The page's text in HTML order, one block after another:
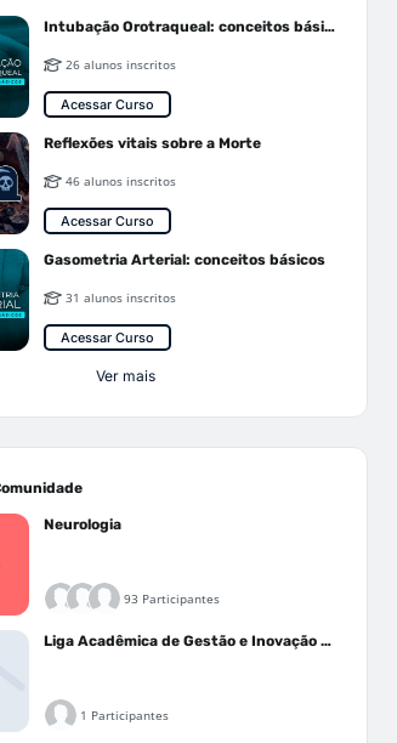
Intubação Orotraqueal: conceitos básicos
26 alunos inscritos
Acessar Curso
Reflexões vitais sobre a Morte
46 alunos inscritos
Acessar Curso
Gasometria Arterial: conceitos básicos
31 alunos inscritos
Acessar Curso
Ver mais
Neurologia
93 Participantes
Liga Acadêmica de Gestão e Inovação Médica - LAGIM
1 Participantes